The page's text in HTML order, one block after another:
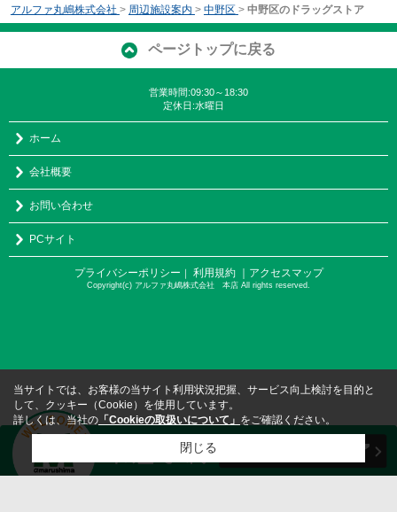
アルファ丸嶋株式会社 > 周辺施設案内 > 中野区 > 中野区のドラッグストア
ページトップに戻る
営業時間:09:30～18:30
定休日:水曜日
ホーム
会社概要
お問い合わせ
PCサイト
プライバシーポリシー ｜ 利用規約 ｜アクセスマップ
Copyright(c) アルファ丸嶋株式会社 本店 All rights reserved.
当サイトでは、お客様の当サイト利用状況把握、サービス向上検討を目的と
して、クッキー（Cookie）を使用しています。
詳しくは、当社の 「Cookieの取扱いについて」 をご確認ください。
閉じる